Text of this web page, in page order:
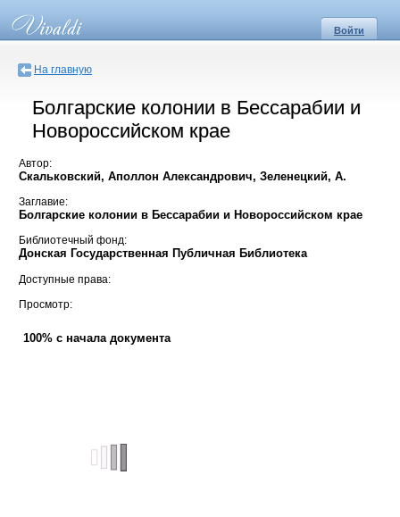
Войти
На главную
Болгарские колонии в Бессарабии и
Новороссийском крае
Автор:
Скальковский, Аполлон Александрович, Зеленецкий, А.
Заглавие:
Болгарские колонии в Бессарабии и Новороссийском крае
Библиотечный фонд:
Донская Государственная Публичная Библиотека
Доступные права:
Просмотр:
100% с начала документа